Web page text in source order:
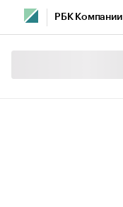
РБК Компании